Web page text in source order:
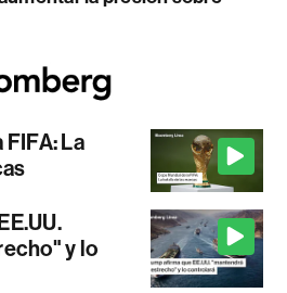
FIFA: La
y lo